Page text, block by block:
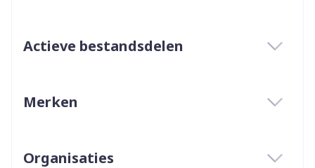
Actieve bestandsdelen
Merken
Organisaties